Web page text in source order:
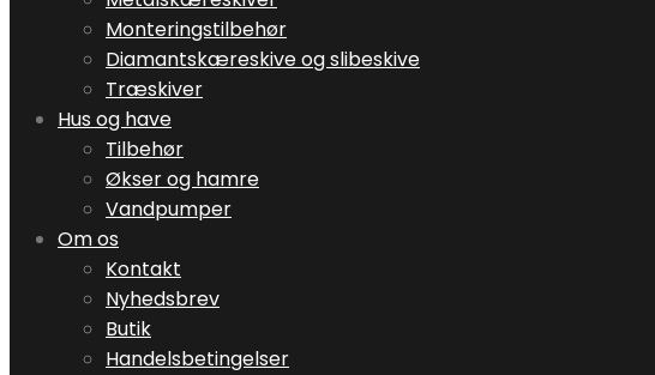
Monteringstilbehør
Diamantskæreskive og slibeskive
Træskiver
Hus og have
Tilbehør
Økser og hamre
Vandpumper
Om os
Kontakt
Nyhedsbrev
Butik
Handelsbetingelser